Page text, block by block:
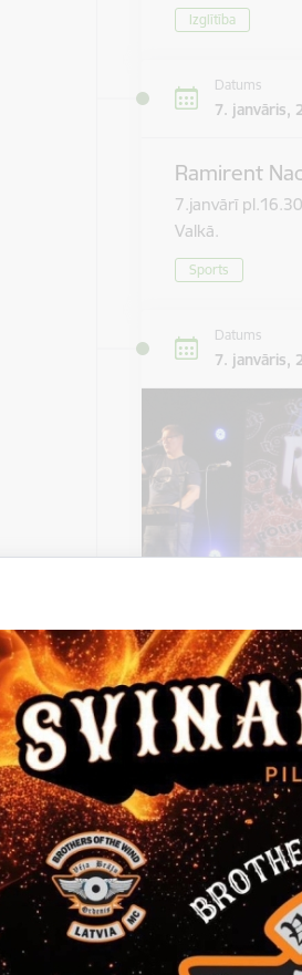
Izglītība
Datums
7. janvāris,
Ramirent
7.janvārī
Valkā.
Sports
Datums
7. janvāris,
14.
Datums
24. marts,
Gulbenes